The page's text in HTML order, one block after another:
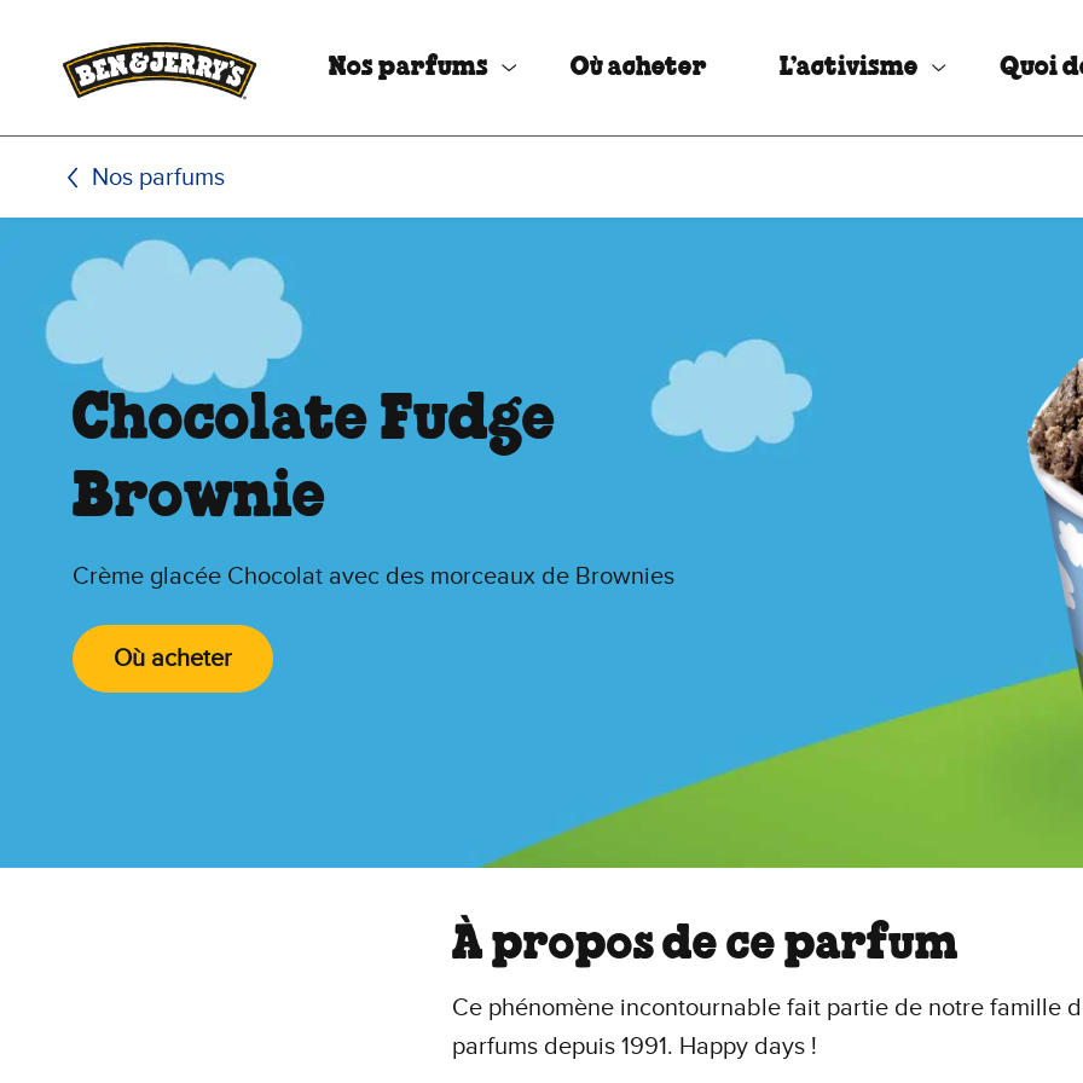
Nos parfums Où acheter L’activisme Quoi
Nos parfums
Chocolate Fudge
Brownie
Crème glacée Chocolat avec des morceaux de Brownies
Où acheter
À propos de ce parfum
Ce phénomène incontournable fait partie de notre famille
parfums depuis 1991. Happy days !